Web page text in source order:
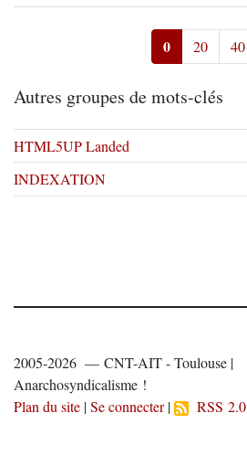
0 20 40
Autres groupes de mots-clés
HTML5UP Landed
INDEXATION
2005-2026 — CNT-AIT - Toulouse |
Anarchosyndicalisme !
Plan du site |Se connecter| RSS 2.0